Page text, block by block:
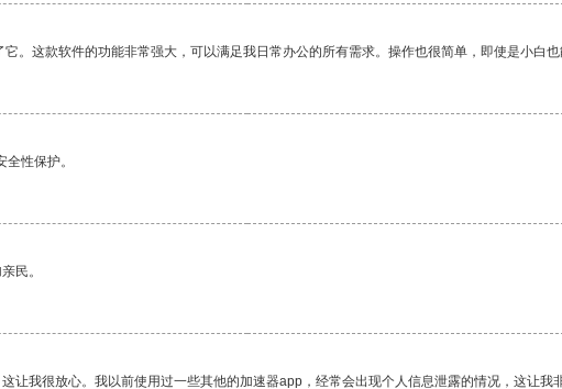
。这款软件的功能非常强大，可以满足我日常办公的所有需求。操作也很简单，即使是小白也
性保护。
民。
让我很放心。我以前使用过一些其他的加速器app，经常会出现个人信息泄露的情况，这让我